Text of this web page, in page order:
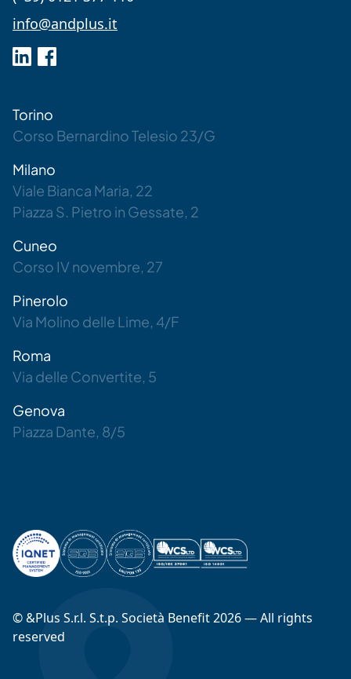
info@andplus.it
Visita il profilo LinkedIn
Visita il profilo Facebook
Torino
Corso Bernardino Telesio 23/G
Milano
Viale Bianca Maria, 22
Piazza S. Pietro in Gessate, 2
Cuneo
Corso IV novembre, 27
Pinerolo
Via Molino delle Lime, 4/F
Roma
Via delle Convertite, 5
Genova
Piazza Dante, 8/5
© &Plus S.r.l. S.t.p. Società Benefit 2026 — All rights
reserved